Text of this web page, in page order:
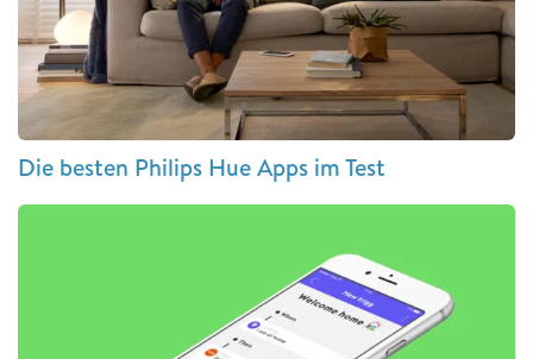
Die besten Philips Hue Apps im Test